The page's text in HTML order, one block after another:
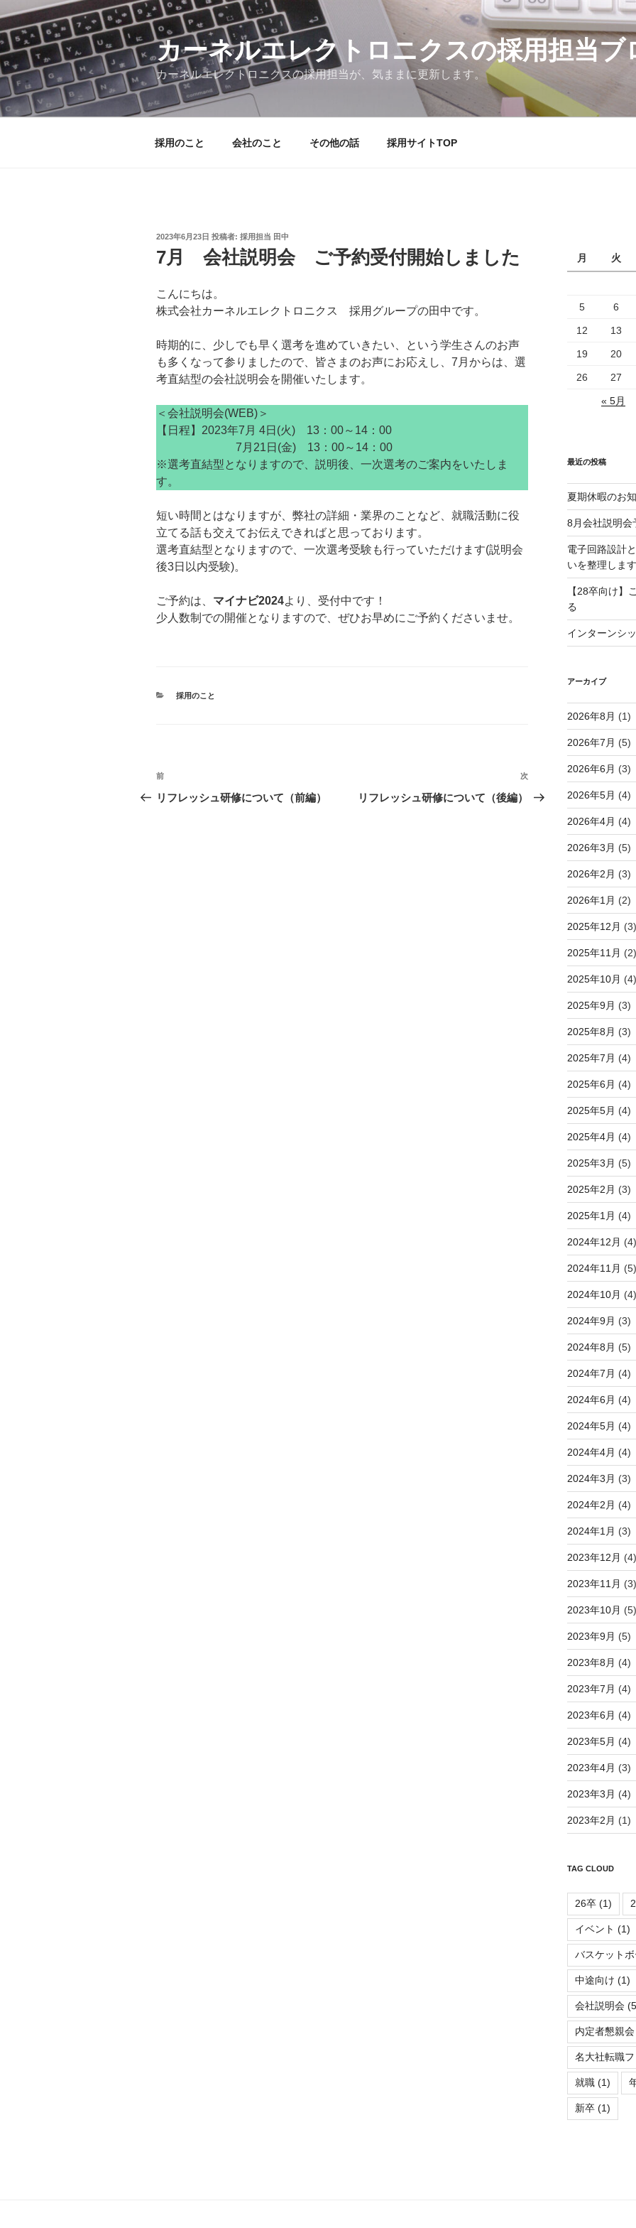
テ
ン
ツ
へ
ス
カーネルエレクトロニクスの採用担当ブ
カーネルエレクトロニクスの採用担当が、気ままに更新します。
採用のこと 会社のこと その他の話 採用サイトTOP
投
日:
2023年6月23日 投稿者: 採用担当 田中
7月 会社説明会 ご予約受付開始しました
こんにちは。
株式会社カーネルエレクトロニクス 採用グループの田中です。
時期的に、少しでも早く選考を進めていきたい、という学生さんのお声
も多くなって参りましたので、皆さまのお声にお応えし、7月からは、選
考直結型の会社説明会を開催いたします。
＜会社説明会(WEB)＞
【日程】2023年7月 4日(火) 13：00～14：00
7月21日(金) 13：00～14：00
※選考直結型となりますので、説明後、一次選考のご案内をいたしま
す。
短い時間とはなりますが、弊社の詳細・業界のことなど、就職活動に役
立てる話も交えてお伝えできればと思っております。
選考直結型となりますので、一次選考受験も行っていただけます(説明会
後3日以内受験)。
ご予約は、 マイナビ2024より、受付中です！
少人数制での開催となりますので、ぜひお早めにご予約くださいませ。
カ
採用のこと
投
稿
前
の
前
リフレッシュ研修について（前編）
次
の
次
リフレッシュ研修について（後編）
月 火
5 6
12 13
19 20
26 27
« 5月
最近の投稿
夏期休暇のお
8月会社説明会
電子回路設計
いを整理します
【28卒向け】
る
インターンシ
アーカイブ
2026年8月 (1)
2026年7月 (5)
2026年6月 (3)
2026年5月 (4)
2026年4月 (4)
2026年3月 (5)
2026年2月 (3)
2026年1月 (2)
2025年12月 (3)
2025年11月 (2)
2025年10月 (4)
2025年9月 (3)
2025年8月 (3)
2025年7月 (4)
2025年6月 (4)
2025年5月 (4)
2025年4月 (4)
2025年3月 (5)
2025年2月 (3)
2025年1月 (4)
2024年12月 (4)
2024年11月 (5)
2024年10月 (4)
2024年9月 (3)
2024年8月 (5)
2024年7月 (4)
2024年6月 (4)
2024年5月 (4)
2024年4月 (4)
2024年3月 (3)
2024年2月 (4)
2024年1月 (3)
2023年12月 (4)
2023年11月 (3)
2023年10月 (5)
2023年9月 (5)
2023年8月 (4)
2023年7月 (4)
2023年6月 (4)
2023年5月 (4)
2023年4月 (3)
2023年3月 (4)
2023年2月 (1)
TAG CLOUD
26卒(1)
イベント (1)
バスケット
中途向け (1)
会社説明会
内定者懇親会
名大社転職
就職(1)
新卒(1)